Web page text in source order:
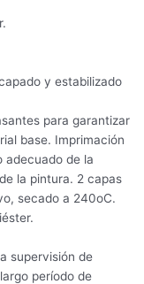
y estabilizado
para garantizar
base. Imprimación
adecuado de la
la pintura. 2 capas
secado a 240oC.
supervisión de
período de